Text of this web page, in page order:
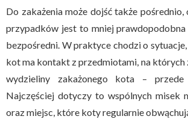
Do zakażenia może dojść także
przypadków jest to mniej
bezpośredni. W praktyce chodzi o
kot ma kontakt z przedmiotami, na których
wydzieliny zakażonego kota – przede
Najczęściej dotyczy to wspólnych misek
oraz miejsc, które koty regularnie